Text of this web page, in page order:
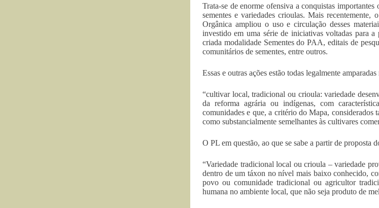
Trata-se de enorme ofensiva a conquistas
sementes e variedades crioulas. Mais
Orgânica ampliou o uso e circulação desses
investido em uma série de iniciativas voltadas para
criada modalidade Sementes do PAA, editais de
comunitários de sementes, entre outros.
Essas e outras ações estão todas legalmente
“cultivar local, tradicional ou crioula: variedade
da reforma agrária ou indígenas, com
comunidades e que, a critério do Mapa, considerados
como substancialmente semelhantes às cultivares
O PL em questão, ao que se sabe a partir de proposta
“Variedade tradicional local ou crioula – variedade
dentro de um táxon no nível mais baixo conhecido,
povo ou comunidade tradicional ou agricultor
humana no ambiente local, que não seja produto de